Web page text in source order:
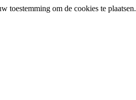
toestemming om de cookies te plaatsen.